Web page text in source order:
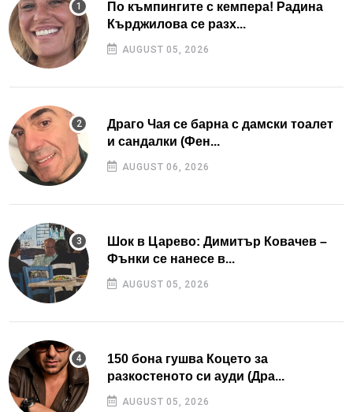
По къмпингите с кемпера! Радина
Кърджилова се разх...
AUGUST 05, 2026
Драго Чая се барна с дамски тоалет
и сандалки (Фен...
AUGUST 06, 2026
Шок в Царево: Димитър Ковачев –
Фънки се нанесе в...
AUGUST 05, 2026
150 бона гушва Коцето за
разкостеното си ауди (Дра...
AUGUST 05, 2026